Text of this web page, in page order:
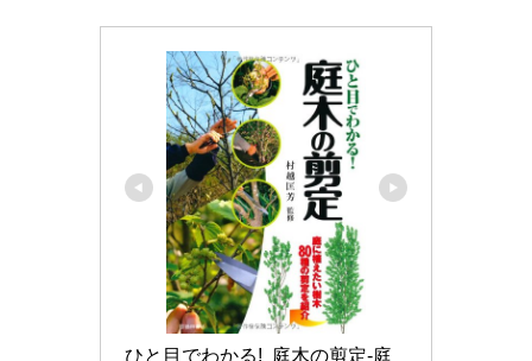
ひと目でわかる!  庭木の剪定-庭